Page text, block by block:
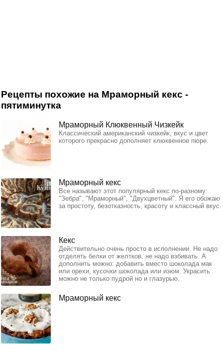
Рецепты похожие на Мраморный кекс -
пятиминутка
Мраморный Клюквенный Чизкейк
Классический американский чизкейк, вкус и цвет
которого прекрасно дополняет клюквенное пюре.
Мраморный кекс
Все называют этот популярный кекс по-разному:
"Зебра", "Мраморный", "Двухцветный". Я его обожаю
за простоту, безотказность, красоту и классный вкус.
Кекс
Действительно очень просто в исполнении. Не надо
отделять белки от желтков, не надо взбивать. А
дополнить можно: добавить вместо шоколада мак
или орехи, кусочки шоколада или изюм. Украсить
можно не только пудрой но и глазурью.
Мраморный кекс